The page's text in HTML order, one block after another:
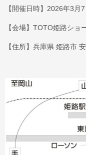
【開催日時】2026年3
【会場】TOTO姫路ショ
【住所】兵庫県 姫路市